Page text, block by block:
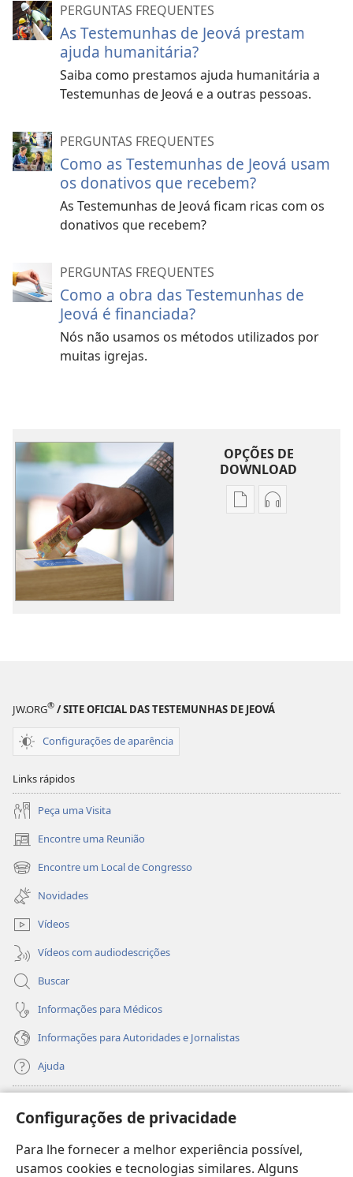
Configurações de privacidade
Para lhe fornecer a melhor experiência possível,
usamos cookies e tecnologias similares. Alguns
PERGUNTAS FREQUENTES
As Testemunhas de Jeová prestam
ajuda humanitária?
Saiba como prestamos ajuda humanitária a
Testemunhas de Jeová e a outras pessoas.
PERGUNTAS FREQUENTES
Como as Testemunhas de Jeová usam
os donativos que recebem?
As Testemunhas de Jeová ficam ricas com os
donativos que recebem?
PERGUNTAS FREQUENTES
Como a obra das Testemunhas de
Jeová é financiada?
Nós não usamos os métodos utilizados por
muitas igrejas.
OPÇÕES DE
DOWNLOAD
OpçõesOpções
JW.ORG® / SITE OFICIAL DAS TESTEMUNHAS DE JEOVÁ
Configurações de aparência
Links rápidos
Peça uma Visita
Encontre uma Reunião
(abre
nova
janela)
Encontre um Local de Congresso
(abre
nova
janela)
Novidades
Vídeos
Vídeos com audiodescrições
Buscar
Informações para Médicos
Informações para Autoridades e Jornalistas
Ajuda
(abre
nova
janela)
Biblioteca On-line da Torre de Vigia™
(abre
nova